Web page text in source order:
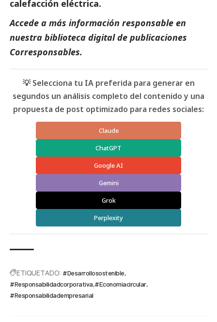
calefacción eléctrica.
Accede a más información responsable en
nuestra biblioteca digital de publicaciones
Corresponsables.
💡 Selecciona tu IA preferida para generar en
segundos un análisis completo del contenido y una
propuesta de post optimizado para redes sociales:
Claude
ChatGPT
Google AI
Gemini
Grok
Perplexity
ETIQUETADO: #Desarrollosostenible
#Responsabilidadcorporativa #Economíacircular
#Responsabilidadempresarial